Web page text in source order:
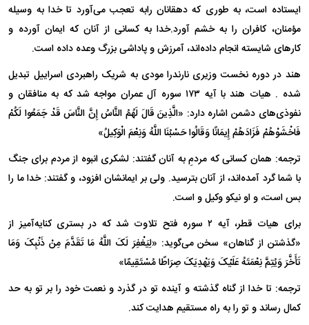
ایستاده است، به طوری که دهقانان رابه تعجب می‌آورد تا خدا به وسیله
مؤمنان، کافران را به خشم آورد.خدا به کسانی از آنان که ایمان آورده و
کار‌های شایسته انجام داده‌اند، آمرزش و پاداشی بزرگ وعده داده است.
هند در دوره نخست وزیری نارندرا مودی به شریک راهبردی اسراییل تبدیل
شده . هیات هند با آیه ۱۷۳ سوره آل عمران مواجه شد که به منافقان و
نفوذی‌های دشمن اشاره دارد: «الَّذِینَ قَالَ لَهُمُ النَّاسُ إِنَّ النَّاسَ قَدْ جَمَعُوا لَکُمْ
فَاخْشَوْهُمْ فَزَادَهُمْ إِیمَانًا وَقَالُوا حَسْبُنَا اللَّهُ وَنِعْمَ الْوَکِیلُ»
ترجمه: همان کسانی که مردمِ به آنان گفتند: لشکری انبوه از مردم برای جنگ
با شما گرد آمده‌اند، از آنان بترسید. ولی بر ایمانشان افزود، و گفتند: خدا ما را
بس است، و او نیکو وکیل و است.
برای هیات قطر، آیه ۲ سوره فتح تلاوت شد که در بستری کنایه‌آمیز از
«گذشتن از گناهان» سخن می‌گوید: «لِیَغْفِرَ لَکَ اللَّهُ مَا تَقَدَّمَ مِنْ ذَنْبِکَ وَمَا
تَأَخَّرَ وَیُتِمَّ نِعْمَتَهُ عَلَیْکَ وَیَهْدِیَکَ صِرَاطًا مُسْتَقِیمًا»
ترجمه: تا خدا از گناه گذشته و آینده تو در گذرد و نعمت خود را بر تو به حد
کمال رساند و تو را به راه مستقیم هدایت کند.